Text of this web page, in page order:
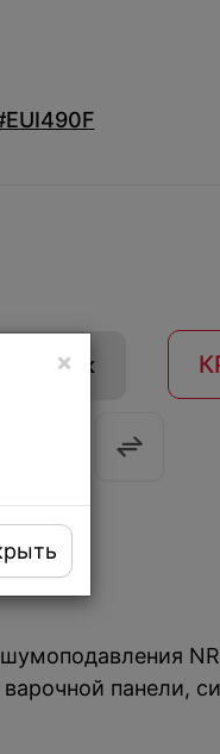
×
в 1 клик
панели,